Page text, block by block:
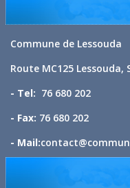
Commune de Lessouda
Route MC125 Lessouda,
- Tel: 76 680 202
- Fax: 76 680 202
- Mail: